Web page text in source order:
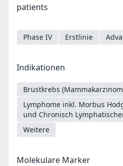
patients
Phase IV Erstlinie
Indikationen
Brustkrebs
Lymphome inkl. Morbus
und Chronisch
Weitere
Molekulare Marker